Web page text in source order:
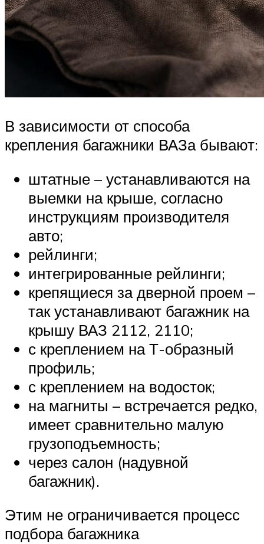
В зависимости от способа
крепления багажники ВАЗа бывают:
штатные – устанавливаются на
выемки на крыше, согласно
инструкциям производителя
авто;
рейлинги;
интегрированные рейлинги;
крепящиеся за дверной проем –
так устанавливают багажник на
крышу ВАЗ 2112, 2110;
с креплением на Т-образный
профиль;
с креплением на водосток;
на магниты – встречается редко,
имеет сравнительно малую
грузоподъемность;
через салон (надувной
багажник).
Этим не ограничивается процесс
подбора багажника